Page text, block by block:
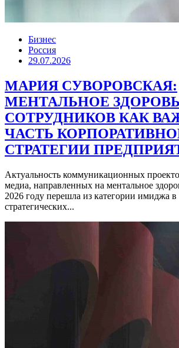
Бизнес
Россия
29.07.2026
МАРИЯ СУВОРОВСКАЯ:
МЕНТАЛЬНОЕ
СОТРУДНИКОВ КАК
ЧАСТЬ
СТРАТЕГИИ
Актуальность коммуникационных
медиа, направленных на ментальное
2026 году перешла из категории имиджа в
стратегических...